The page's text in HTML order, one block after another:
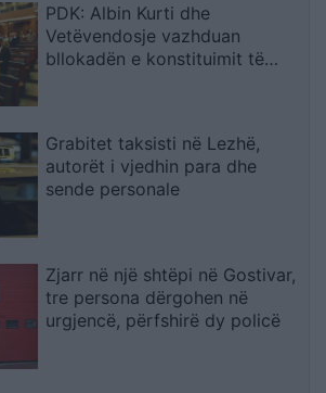
PDK: Albin Kurti dhe
Vetëvendosje vazhduan
bllokadën e konstituimit të
Grabitet taksisti në Lezhë,
autorët i vjedhin para dhe
sende personale
Zjarr në një shtëpi në Gostivar,
tre persona dërgohen në
urgjencë, përfshirë dy policë